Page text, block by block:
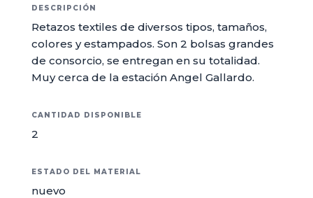
DESCRIPCIÓN
Retazos textiles de diversos tipos, tamaños,
colores y estampados. Son 2 bolsas grandes
de consorcio, se entregan en su totalidad.
Muy cerca de la estación Angel Gallardo.
CANTIDAD DISPONIBLE
2
ESTADO DEL MATERIAL
nuevo